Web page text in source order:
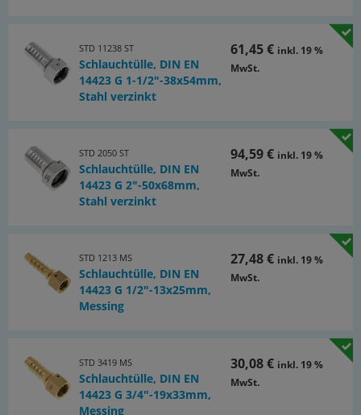
STD 11238 ST
Schlauchtülle, DIN EN
14423 G 1-1/2"-38x54mm,
Stahl verzinkt
61,45 € inkl. 19 %
MwSt.
STD 2050 ST
Schlauchtülle, DIN EN
14423 G 2"-50x68mm,
Stahl verzinkt
94,59 € inkl. 19 %
MwSt.
STD 1213 MS
Schlauchtülle, DIN EN
14423 G 1/2"-13x25mm,
Messing
27,48 € inkl. 19 %
MwSt.
STD 3419 MS
Schlauchtülle, DIN EN
14423 G 3/4"-19x33mm,
Messing
30,08 € inkl. 19 %
MwSt.